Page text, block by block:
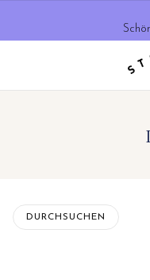
DURCHSUCHEN